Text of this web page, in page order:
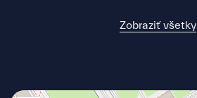
Zobraziť všetky